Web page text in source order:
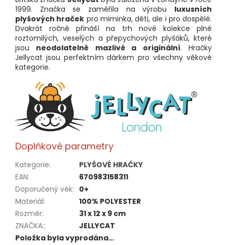
1999. Značka se zaměřila na výrobu luxusních
plyšových hraček pro miminka, děti, ale i pro dospělé.
Dvakrát ročně přináší na trh nové kolekce plné
roztomilých, veselých a přepychových plyšáků, které
jsou neodolatelně mazlivé a originální. Hračky
Jellycat jsou perfektním dárkem pro všechny věkové
kategorie.
Doplňkové parametry
Kategorie:
PLYŠOVÉ HRAČKY
EAN:
670983158311
Doporučený věk: 0+
Materiál:
100% POLYESTER
Rozměr:
31 x 12 x 9 cm
ZNAČKA::
JELLYCAT
Položka byla vyprodána…